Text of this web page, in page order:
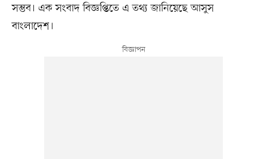
সম্ভব। এক সংবাদ বিজ্ঞপ্তিতে এ তথ্য জানিয়েছে আসুস
বাংলাদেশ।